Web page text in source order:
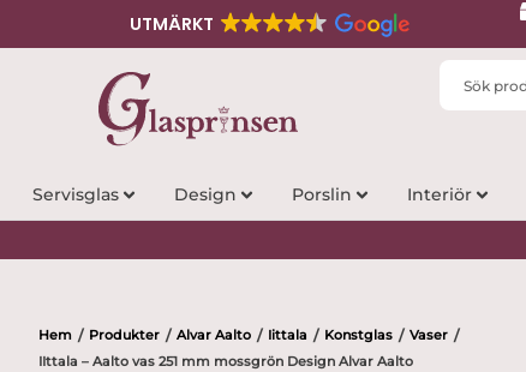
UTMÄRKT
Search
Servisglas Design Porslin Interiör
Hem / Produkter / Alvar Aalto / Iittala / Konstglas / Vaser /
IIttala – Aalto vas 251 mm mossgrön Design Alvar Aalto